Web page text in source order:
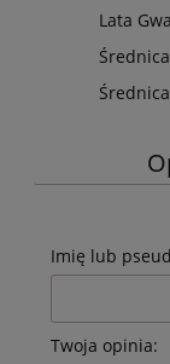
Lata
Średnica
Imię lub
Twoja opinia: